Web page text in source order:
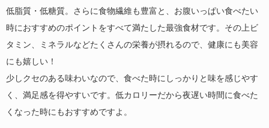
低脂質・低糖質。さらに食物繊維も豊富と、お腹いっぱい食べたい
時におすすめのポイントをすべて満たした最強食材です。その上ビ
タミン、ミネラルなどたくさんの栄養が摂れるので、健康にも美容
にも嬉しい！
少しクセのある味わいなので、食べた時にしっかりと味を感じやす
く、満足感を得やすいです。低カロリーだから夜遅い時間に食べた
くなった時にもおすすめですよ。